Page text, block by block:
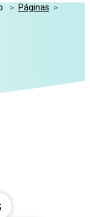
> Páginas >